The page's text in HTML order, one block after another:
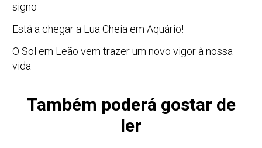
signo
Está a chegar a Lua Cheia em Aquário!
O Sol em Leão vem trazer um novo vigor à nossa
vida
Também poderá gostar de
ler